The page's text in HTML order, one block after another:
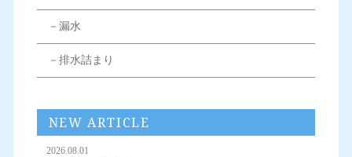
－漏水
－排水詰まり
NEW ARTICLE
2026.08.01